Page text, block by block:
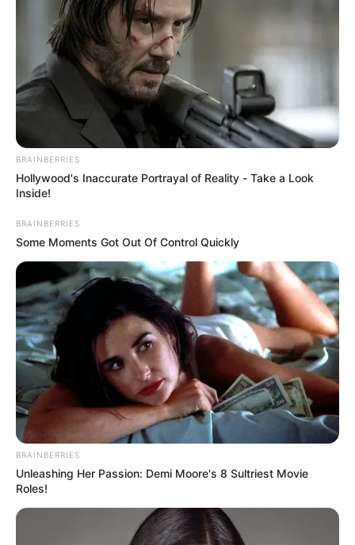
incautaron una chaqueta y unos tenis que, al parecer,
fueron utilizados por el agresor durante el ataque.
COMPARTIR
ALERTA BOGOTÁ EN GOOGLE NEWS
TEMAS RELACIONADOS
LA FLORESTA
NOTICIAS MEDELLÍN
MANTÉNGASE EN ALERTA
Tenemos todas las noticias que le
interesan. Para estar bien informado, por
favor, active las notificaciones de Alerta.
ACTIVAR AHORA
TEMAS DESTACADOS
BRAINBERRIES
Hollywood's Inaccurate Portrayal of Reality - Take a Look
Inside!
BRAINBERRIES
Some Moments Got Out Of Control Quickly
BRAINBERRIES
Unleashing Her Passion: Demi Moore's 8 Sultriest Movie
Roles!